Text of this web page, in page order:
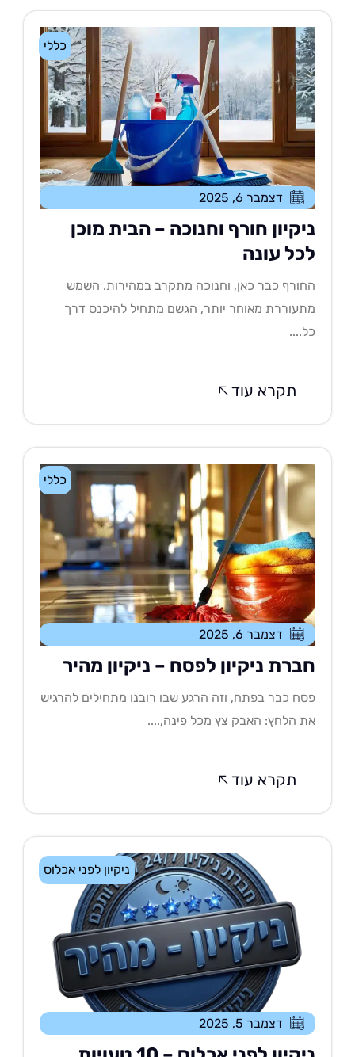
כללי
דצמבר 6, 2025
חורף וחנוכה – הבית מוכן
עונה
כבר כאן, וחנוכה מתקרב במהירות. השמש
מאוחר יותר, הגשם מתחיל להיכנס דרך
תקרא עוד
כללי
דצמבר 6, 2025
ניקיון לפסח – ניקיון מהיר
כבר בפתח, וזה הרגע שבו רובנו מתחילים להרגיש
הלחץ: האבק צץ מכל פינה,....
תקרא עוד
ניקיון לפני אכלוס
דצמבר 5, 2025